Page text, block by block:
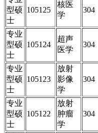
型硕
士
105125
核医
学
304
专业
型硕
士
105124
超声
医学
304
专业
型硕
士
105123
放射
影像
学
304
专业
型硕
士
105122
放射
肿瘤
学
304